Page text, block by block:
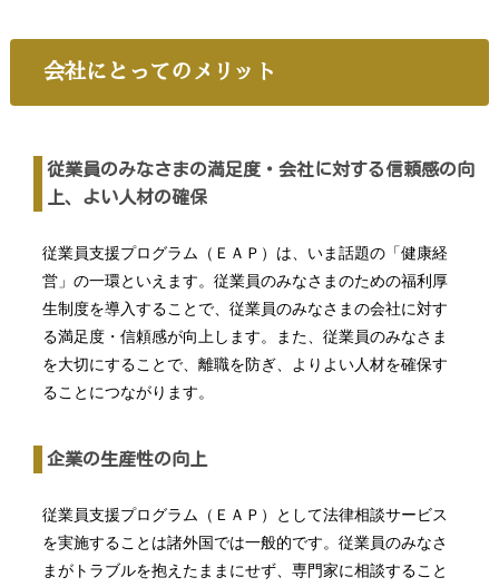
会社にとってのメリット
従業員のみなさまの満足度・会社に対する信頼感の向
上、よい人材の確保
従業員支援プログラム（ＥＡＰ）は、いま話題の「健康経
営」の一環といえます。従業員のみなさまのための福利厚
生制度を導入することで、従業員のみなさまの会社に対す
る満足度・信頼感が向上します。また、従業員のみなさま
を大切にすることで、離職を防ぎ、よりよい人材を確保す
ることにつながります。
企業の生産性の向上
従業員支援プログラム（ＥＡＰ）として法律相談サービス
を実施することは諸外国では一般的です。従業員のみなさ
まがトラブルを抱えたままにせず、専門家に相談すること